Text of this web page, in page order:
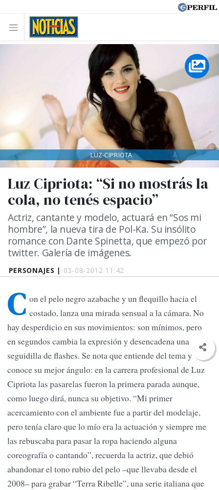
PERSONAJES | 03-08-2012 11:42
Luz Cipriota: “Si no mostrás la
cola, no tenés espacio”
Actriz, cantante y modelo, actuará en “Sos mi
hombre”, la nueva tira de Pol-Ka. Su insólito
romance con Dante Spinetta, que empezó por
twitter. Galería de imágenes.
LUZ-CIPRIOTA
C on el pelo negro azabache y un flequillo hacia el
costado, lanza una mirada sensual a la cámara. No
hay desperdicio en sus movimientos: son mínimos, pero
en segundos cambia la expresión y desencadena una
seguidilla de flashes. Se nota que entiende del tema y
conoce su mejor ángulo: en la carrera profesional de Luz
Cipriota las pasarelas fueron la primera parada aunque,
como luego dirá, nunca su objetivo. “Mi primer
acercamiento con el ambiente fue a partir del modelaje,
pero tenía claro que lo mío era la actuación y siempre me
las rebuscaba para pasar la ropa haciendo alguna
coreografía o cantando”, recuerda la actriz, que debió
abandonar el tono rubio del pelo –que llevaba desde el
2008– para grabar “Terra Ribelle”, una serie italiana que